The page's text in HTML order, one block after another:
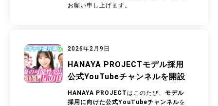
お願い申し上げます。
2026年2月9日
HANAYA PROJECTモデル採用
公式YouTubeチャンネルを開設
HANAYA PROJECTはこのたび、 モデル
採用に向けた公式YouTubeチャンネルを